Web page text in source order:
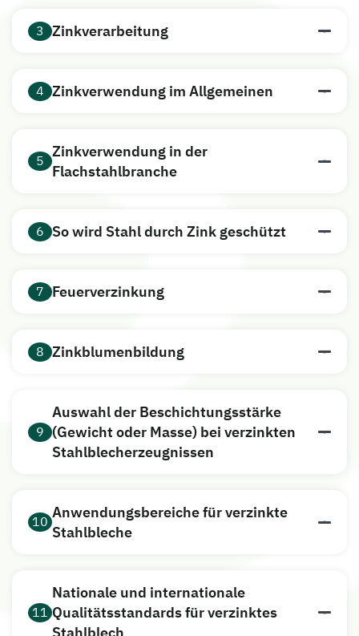
3 Zinkverarbeitung
4 Zinkverwendung im Allgemeinen
5 Zinkverwendung in der
Flachstahlbranche
6 So wird Stahl durch Zink geschützt
7 Feuerverzinkung
8 Zinkblumenbildung
9
Auswahl der Beschichtungsstärke
(Gewicht oder Masse) bei verzinkten
Stahlblecherzeugnissen
10 Anwendungsbereiche für verzinkte
Stahlbleche
11
Nationale und internationale
Qualitätsstandards für verzinktes